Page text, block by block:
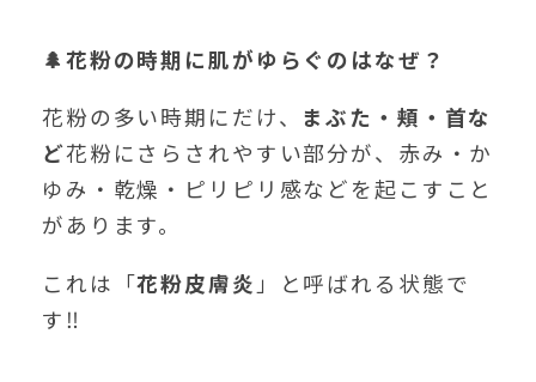
🌲花粉の時期に肌がゆらぐのはなぜ？
花粉の多い時期にだけ、 まぶた・頬・首な
ど花粉にさらされやすい部分が、赤み・か
ゆみ・乾燥・ピリピリ感などを起こすこと
があります。
これは「花粉皮膚炎」と呼ばれる状態で
す‼️